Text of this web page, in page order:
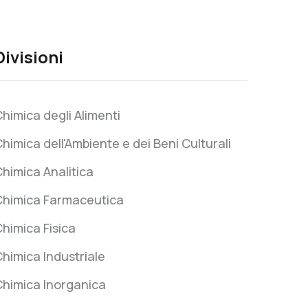
degli Alimenti
dell'Ambiente e dei Beni Culturali
Analitica
Farmaceutica
Fisica
Industriale
Inorganica